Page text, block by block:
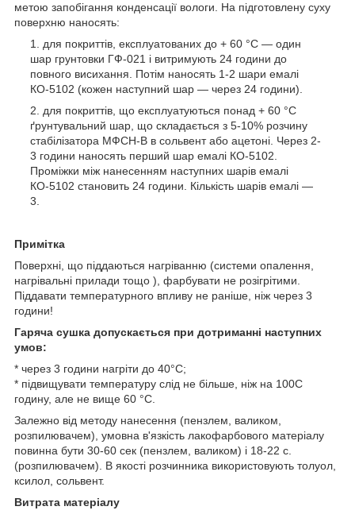
метою запобігання конденсації вологи. На підготовлену суху
поверхню наносять:
для покриттів, експлуатованих до + 60 °С — один
шар грунтовки ГФ-021 і витримують 24 години до
повного висихання. Потім наносять 1-2 шари емалі
КО-5102 (кожен наступний шар — через 24 години).
для покриттів, що експлуатуються понад + 60 °С
ґрунтувальний шар, що складається з 5-10% розчину
стабілізатора МФСН-В в сольвент або ацетоні. Через 2-
3 години наносять перший шар емалі КО-5102.
Проміжки між нанесенням наступних шарів емалі
КО-5102 становить 24 години. Кількість шарів емалі —
3.
Примітка
Поверхні, що піддаються нагріванню (системи опалення,
нагрівальні прилади тощо ), фарбувати не розігрітими.
Піддавати температурного впливу не раніше, ніж через 3
години!
Гаряча сушка допускається при дотриманні наступних
умов:
* через 3 години нагріти до 40°С;
* підвищувати температуру слід не більше, ніж на 100С
годину, але не вище 60 °С.
Залежно від методу нанесення (пензлем, валиком,
розпилювачем), умовна в'язкість лакофарбового матеріалу
повинна бути 30-60 сек (пензлем, валиком) і 18-22 с.
(розпилювачем). В якості розчинника використовують толуол,
ксилол, сольвент.
Витрата матеріалу